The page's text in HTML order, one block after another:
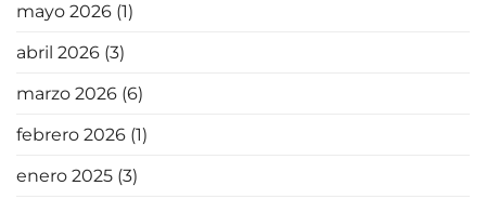
mayo 2026 (1)
abril 2026 (3)
marzo 2026 (6)
febrero 2026 (1)
enero 2025 (3)